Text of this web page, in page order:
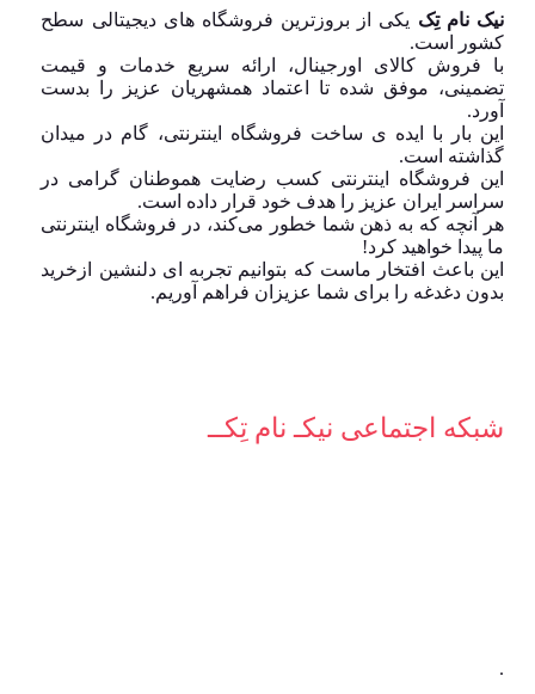
نیک نام تِک یکی از بروزترین فروشگاه های دیجیتالی سطح
کشور است.
با فروش کالای اورجینال، ارائه سریع خدمات و قیمت
تضمینی، موفق شده تا اعتماد همشهریان عزیز را بدست
آورد.
این بار با ایده ی ساخت فروشگاه اینترنتی، گام در میدان
گذاشته است.
این فروشگاه اینترنتی کسب رضایت هموطنان گرامی در
سراسر ایران عزیز را هدف خود قرار داده است.
هر آنچه که به ذهن شما خطور می‌کند، در فروشگاه اینترنتی
ما پیدا خواهید کرد!
این باعث افتخار ماست که بتوانیم تجربه ای دلنشین ازخرید
بدون دغدغه را برای شما عزیزان فراهم آوریم.
شبکه‌ اجتماعی نیکـ نام تِکــ
.